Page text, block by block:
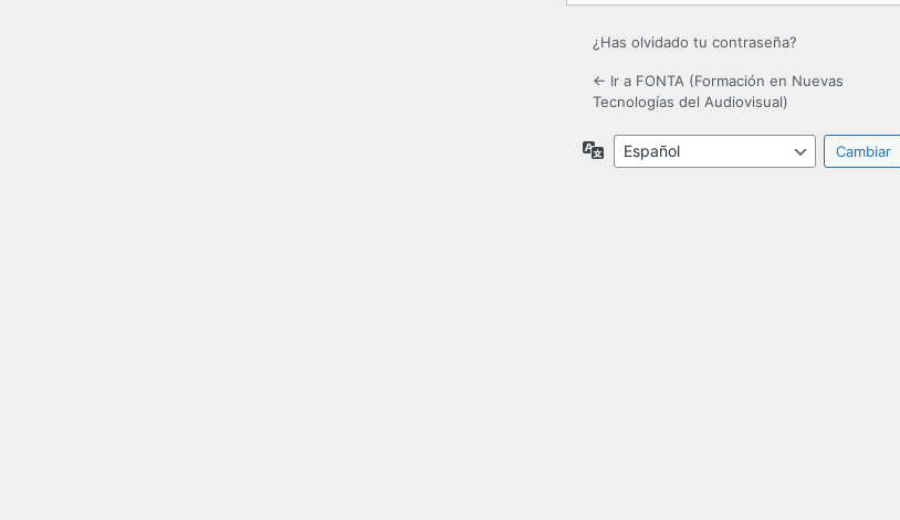
¿Has olvidado tu contraseña?
← Ir a FONTA (Formación en Nuevas
Tecnologías del Audiovisual)
Idioma